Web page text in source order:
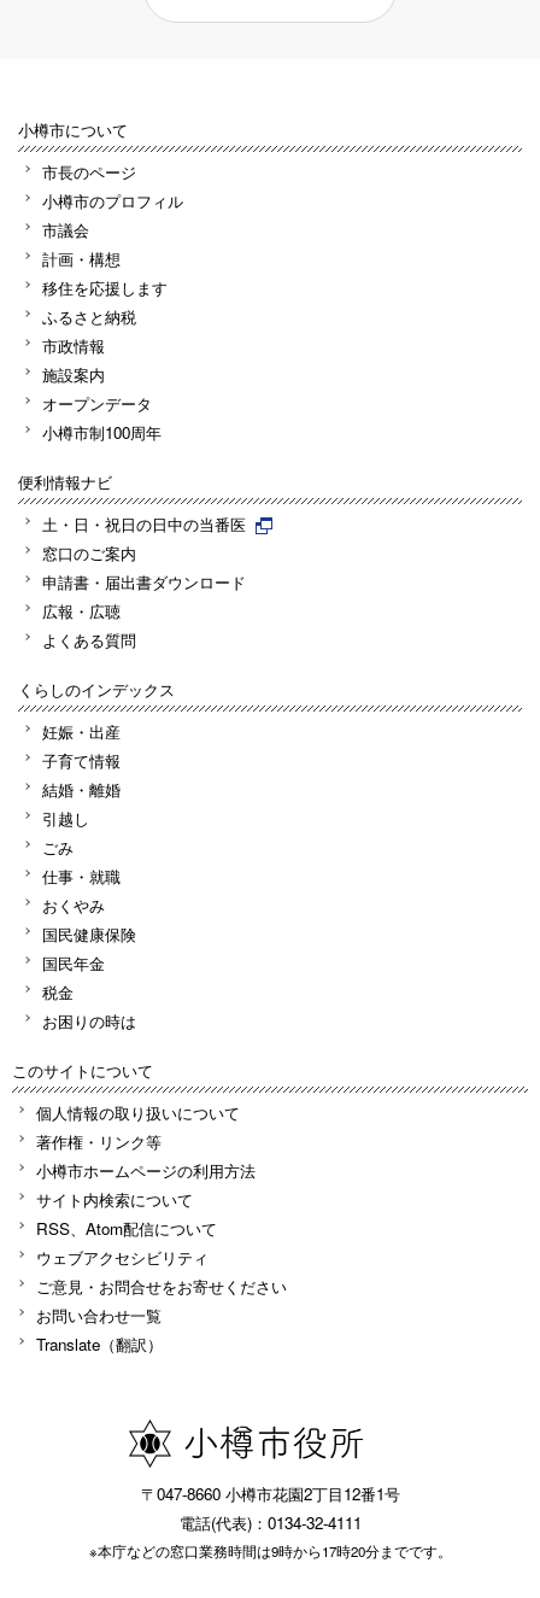
小樽市について
市長のページ
小樽市のプロフィル
市議会
計画・構想
移住を応援します
ふるさと納税
市政情報
施設案内
オープンデータ
小樽市制100周年
便利情報ナビ
土・日・祝日の日中の当番医
窓口のご案内
申請書・届出書ダウンロード
広報・広聴
よくある質問
くらしのインデックス
妊娠・出産
子育て情報
結婚・離婚
引越し
ごみ
仕事・就職
おくやみ
国民健康保険
国民年金
税金
お困りの時は
このサイトについて
個人情報の取り扱いについて
著作権・リンク等
小樽市ホームページの利用方法
サイト内検索について
RSS、Atom配信について
ウェブアクセシビリティ
ご意見・お問合せをお寄せください
お問い合わせ一覧
Translate（翻訳）
〒047-8660 小樽市花園2丁目12番1号
電話(代表)：0134-32-4111
※本庁などの窓口業務時間は9時から17時20分までです。